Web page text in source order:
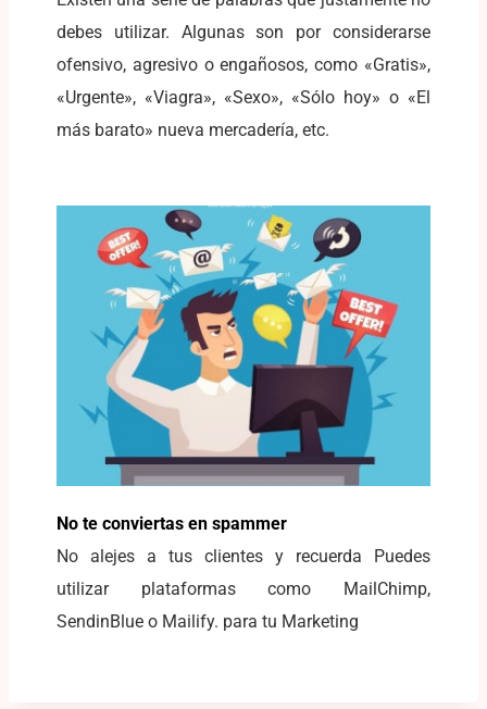
debes utilizar. Algunas son por considerarse
ofensivo, agresivo o engañosos, como «Gratis»,
«Urgente», «Viagra», «Sexo», «Sólo hoy» o «El
más barato» nueva mercadería, etc.
No te conviertas en spammer
No alejes a tus clientes y recuerda Puedes
utilizar plataformas como MailChimp,
SendinBlue o Mailify. para tu Marketing